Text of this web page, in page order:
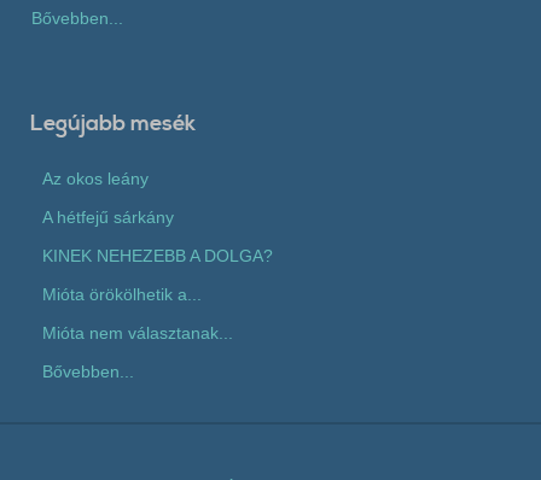
Bővebben...
Legújabb mesék
Az okos leány
A hétfejű sárkány
KINEK NEHEZEBB A DOLGA?
Mióta örökölhetik a...
Mióta nem választanak...
Bővebben...